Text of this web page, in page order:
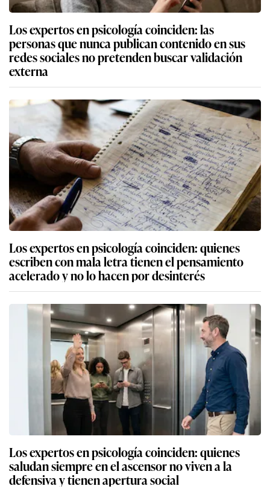
Los expertos en psicología coinciden: las
personas que nunca publican contenido en sus
redes sociales no pretenden buscar validación
externa
Los expertos en psicología coinciden: quienes
escriben con mala letra tienen el pensamiento
acelerado y no lo hacen por desinterés
Los expertos en psicología coinciden: quienes
saludan siempre en el ascensor no viven a la
defensiva y tienen apertura social